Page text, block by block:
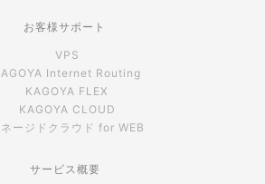
お客様サポート
VPS
Internet Routing
KAGOYA FLEX
KAGOYA CLOUD
ージドクラウド for WEB
サービス概要